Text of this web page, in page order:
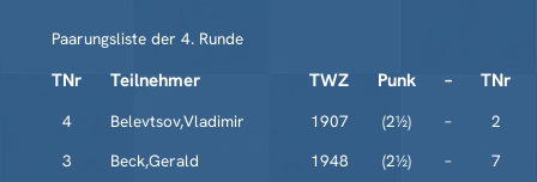
Paarungsliste der 4. Runde
TNr Teilnehmer TWZ Punk – TNr
4 Belevtsov,Vladimir 1907 (2½) –
2
3
Beck,Gerald 1948 (2½) –
7